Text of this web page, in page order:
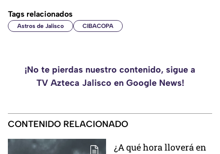
Tags relacionados
Astros de Jalisco CIBACOPA
¡No te pierdas nuestro contenido, sigue a
TV Azteca Jalisco en Google News!
CONTENIDO RELACIONADO
¿A qué hora lloverá en